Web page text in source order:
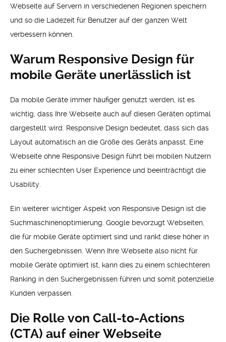
Webseite auf Servern in verschiedenen Regionen speichern
und so die Ladezeit für Benutzer auf der ganzen Welt
verbessern können.
Warum Responsive Design für
mobile Geräte unerlässlich ist
Da mobile Geräte immer häufiger genutzt werden, ist es
wichtig, dass Ihre Webseite auch auf diesen Geräten optimal
dargestellt wird. Responsive Design bedeutet, dass sich das
Layout automatisch an die Größe des Geräts anpasst. Eine
Webseite ohne Responsive Design führt bei mobilen Nutzern
zu einer schlechten User Experience und beeinträchtigt die
Usability.
Ein weiterer wichtiger Aspekt von Responsive Design ist die
Suchmaschinenoptimierung. Google bevorzugt Webseiten,
die für mobile Geräte optimiert sind und rankt diese höher in
den Suchergebnissen. Wenn Ihre Webseite also nicht für
mobile Geräte optimiert ist, kann dies zu einem schlechteren
Ranking in den Suchergebnissen führen und somit potenzielle
Kunden verpassen.
Die Rolle von Call-to-Actions
(CTA) auf einer Webseite